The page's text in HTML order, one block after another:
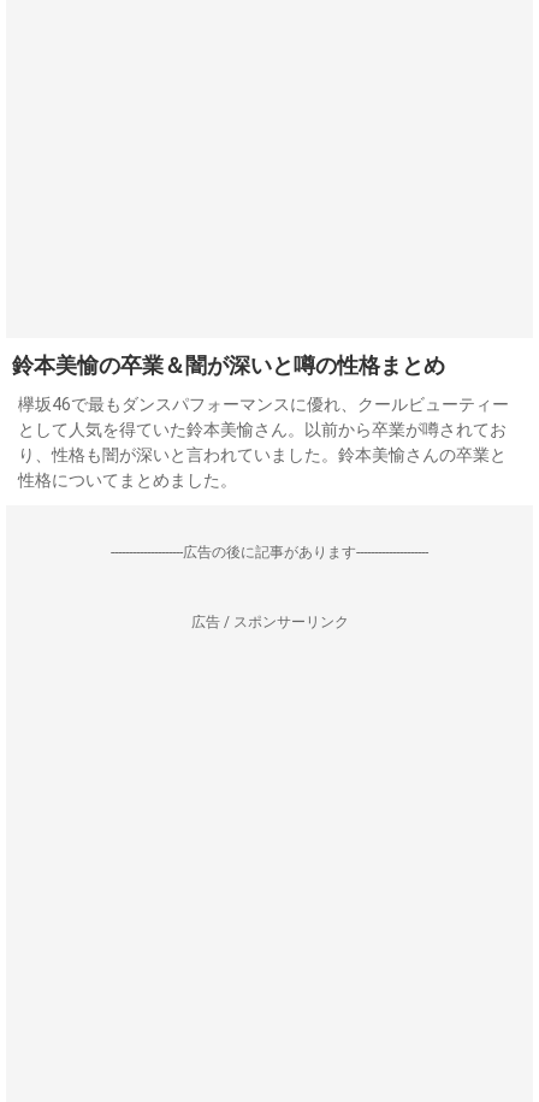
鈴本美愉の卒業＆闇が深いと噂の性格まとめ
欅坂46で最もダンスパフォーマンスに優れ、クールビューティー
として人気を得ていた鈴本美愉さん。以前から卒業が噂されてお
り、性格も闇が深いと言われていました。鈴本美愉さんの卒業と
性格についてまとめました。
--------------------広告の後に記事があります--------------------
広告 / スポンサーリンク